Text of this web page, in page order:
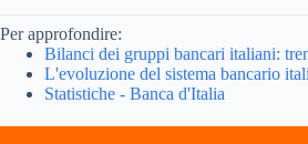
Per approfondire:
Bilanci dei gruppi bancari italiani:
L'evoluzione del sistema bancario
Statistiche - Banca d'Italia